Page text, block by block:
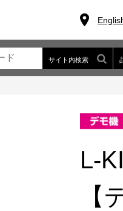
サイト内検索
L-
【